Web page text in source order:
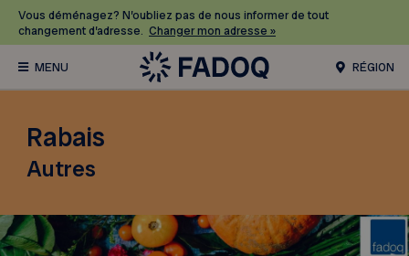
Vous déménagez? N’oubliez pas de nous informer de tout
changement d’adresse. Changer mon adresse »
RÉGION
Rabais
Autres